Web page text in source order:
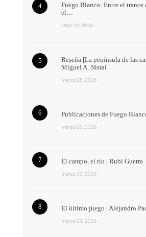
Fuego Blanco: Entre el trance
el…
abril 10, 2026
Reseña [La península de las
Miguel A. Nistal
marzo 25, 2026
Publicaciones de Fuego
marzo 26, 2026
El campo, el río | Rubi Guerra
marzo 30, 2026
El último juego | Alejandro
marzo 31, 2026